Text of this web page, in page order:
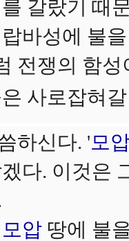
갈랐기 때
바성에 불
전쟁의 함
사로잡혀
하신다. '모
다. 이것은
모압 땅에 불